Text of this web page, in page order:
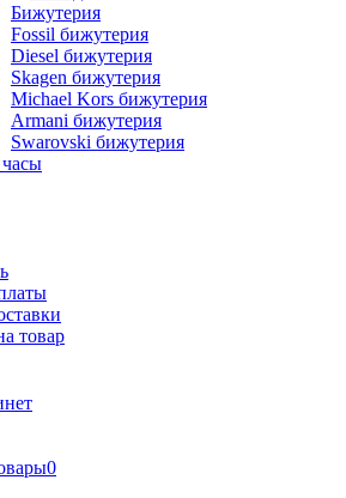
Бижутерия
Fossil бижутерия
Diesel бижутерия
Skagen бижутерия
Michael Kors бижутерия
Armani бижутерия
Swarovski бижутерия
товар
0